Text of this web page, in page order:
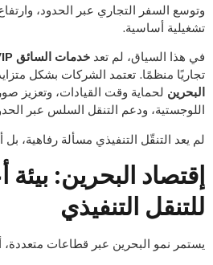
وتوسع السفر التجاري عبر الحدود،
تشغيلية أساسية.
في هذا السياق، لم تعد خدمات السائق VIP في البحرين
تجاريًا منظمًا. تعتمد الشركات بشكل
البحرين لحماية وقت القيادات، وتعزيز
اللوجستية، ودعم التنقل السلس عبر
لم يعد التنقّل التنفيذي مسألة رفاهية،
إقتصاد البحرين:
للتنقل التنفيذي
يستمر نمو البحرين عبر قطاعات متعددة،